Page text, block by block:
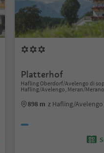
Platterhof
Hafling Oberdorf/Avelengo di
Hafling/Avelengo, Meran/
898 m z Hafling/